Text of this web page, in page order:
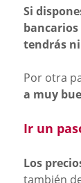
Si
tendrás
Por otra
a muy
Ir un
Los
también